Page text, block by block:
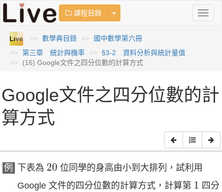
課程目錄 Toggle Dropdown
數學典目錄
國中數學第六冊
第三章 統計與機率
§3-2 資料分析與統計量值
(16) Google文件之四分位數的計算方式
Google文件之四分位數的計
算方式
例 下表為 20
20 位同學的身高由小到大排列，試利用
Google 文件的四分位數的計算方式，計算第 1
1 四分